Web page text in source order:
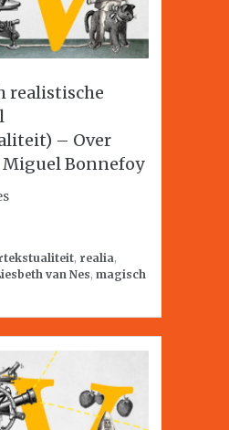
realistische
– Over
Bonnefoy
, realia,
van Nes, magisch